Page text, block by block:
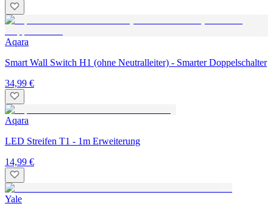
Aqara
Smart Wall Switch H1 (ohne Neutralleiter) - Smarter Doppelschalter
34,99 €
Aqara
LED Streifen T1 - 1m Erweiterung
14,99 €
Yale